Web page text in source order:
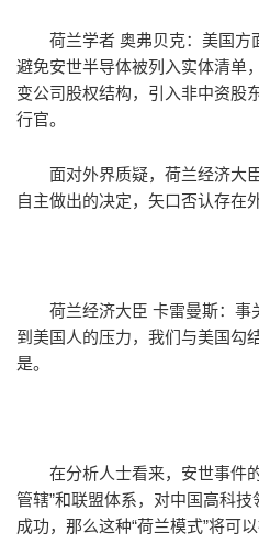
荷兰学者 奥弗贝克：美国方
避免安世半导体被列入实体清单
变公司股权结构，引入非中资股
行官。
面对外界质疑，荷兰经济大
自主做出的决定，矢口否认存在
荷兰经济大臣 卡雷曼斯：事
到美国人的压力，我们与美国勾
是。
在分析人士看来，安世事件
管辖”和联盟体系，对中国高科
成功，那么这种“荷兰模式”将可以